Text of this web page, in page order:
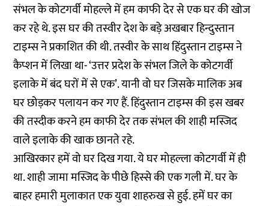
संभल के कोटगर्वी मोहल्ले में हम काफी देर से एक घर की खोज
कर रहे थे. इस घर की तस्वीर देश के बड़े अखबार हिन्दुस्तान
टाइम्स ने प्रकाशित की थी. तस्वीर के साथ हिंदुस्तान टाइम्स ने
कैप्शन में लिखा था- ‘उत्तर प्रदेश के संभल जिले के कोटगर्वी
इलाके में बंद घरों में से एक’. यानी वो घर जिसके मालिक अब
घर छोड़कर पलायन कर गए हैं. हिंदुस्तान टाइम्स की इस खबर
की तस्दीक करने हम काफी देर तक संभल की शाही मस्जिद
वाले इलाके की खाक छानते रहे.
आखिरकार हमें वो घर दिख गया. ये घर मोहल्ला कोटगर्वी में ही
था. शाही जामा मस्जिद के पीछे हिस्से की एक गली में. घर के
बाहर हमारी मुलाकात एक युवा शाहरुख से हुई. हमें घर का